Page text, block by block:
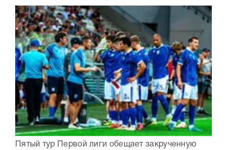
Пятый тур Первой лиги обещает закрученную